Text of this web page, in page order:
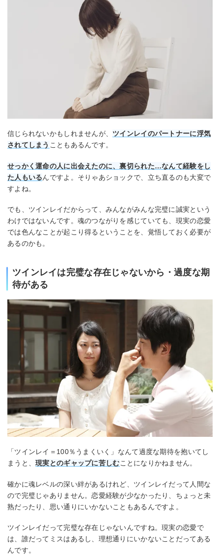
信じられないかもしれませんが、 ツインレイのパートナーに浮気
されてしまう こともあるんです。
せっかく運命の人に出会えたのに、裏切られた…なんて経験をし
た人もいるんですよ。そりゃあショックで、立ち直るのも大変で
すよね。
でも、ツインレイだからって、みんながみんな完璧に誠実という
わけではないんです。魂のつながりを感じていても、現実の恋愛
では色んなことが起こり得るということを、覚悟しておく必要が
あるのかも。
ツインレイは完璧な存在じゃないから・過度な期
待がある
「ツインレイ＝100％うまくいく」なんて過度な期待を抱いてし
まうと、現実とのギャップに苦しむことになりかねません。
確かに魂レベルの深い絆があるけれど、ツインレイだって人間な
ので完璧じゃありません。恋愛経験が少なかったり、ちょっと未
熟だったり、思い通りにいかないこともあるんですよ。
ツインレイだって完璧な存在じゃないんですね。現実の恋愛で
は、誰だってミスはあるし、理想通りにいかないことだってある
んです。